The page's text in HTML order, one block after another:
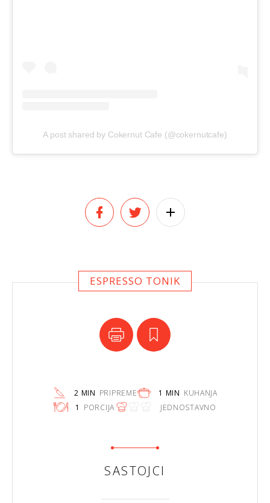
A post shared by Cokernut Cafe (@cokernutcafe)
ESPRESSO TONIK
2 MIN PRIPREME 1 MIN KUHANJA
1
PORCIJA JEDNOSTAVNO
SASTOJCI